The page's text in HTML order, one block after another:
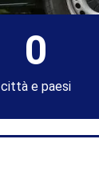
città e paesi
0